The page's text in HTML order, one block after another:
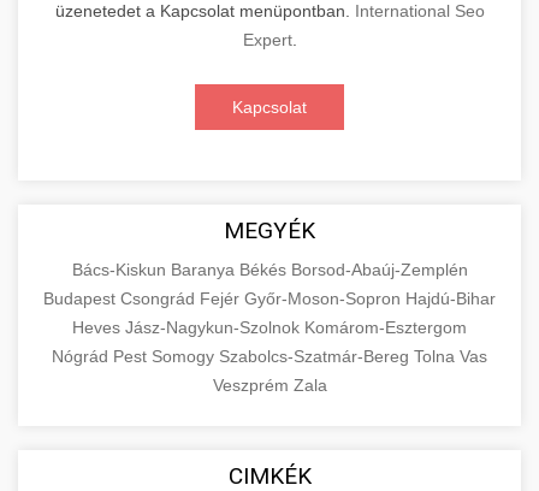
üzenetedet a Kapcsolat menüpontban. International Seo
Expert.
Kapcsolat
MEGYÉK
Bács-Kiskun Baranya Békés Borsod-Abaúj-Zemplén
Budapest Csongrád Fejér Győr-Moson-Sopron Hajdú-Bihar
Heves Jász-Nagykun-Szolnok Komárom-Esztergom
Nógrád Pest Somogy Szabolcs-Szatmár-Bereg Tolna Vas
Veszprém Zala
CIMKÉK